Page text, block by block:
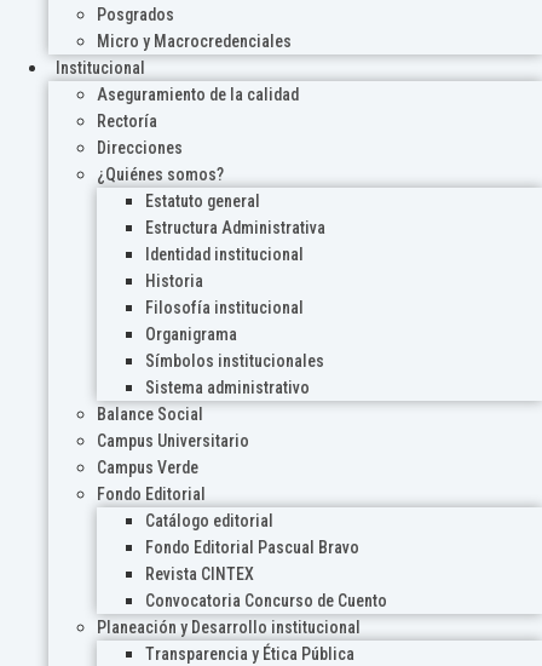
Posgrados
Micro y Macrocredenciales
Institucional
Aseguramiento de la calidad
Rectoría
Direcciones
¿Quiénes somos?
Estatuto general
Estructura Administrativa
Identidad institucional
Historia
Filosofía institucional
Organigrama
Símbolos institucionales
Sistema administrativo
Balance Social
Campus Universitario
Campus Verde
Fondo Editorial
Catálogo editorial
Fondo Editorial Pascual Bravo
Revista CINTEX
Convocatoria Concurso de Cuento
Planeación y Desarrollo institucional
Transparencia y Ética Pública